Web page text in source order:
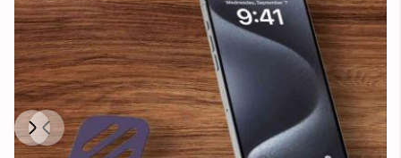
Previous
Next